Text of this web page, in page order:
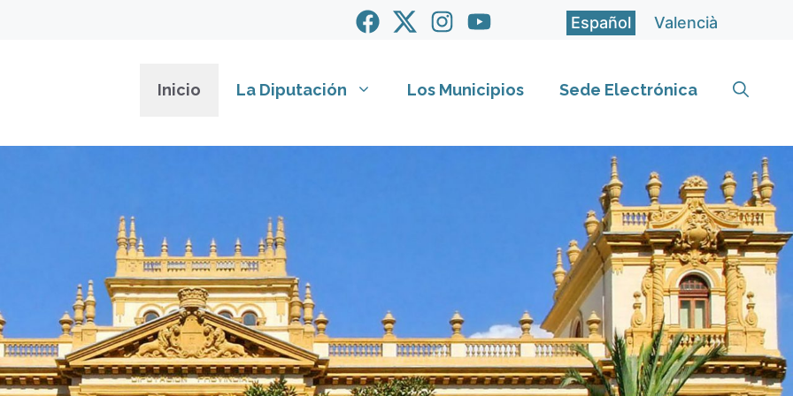
Español Valencià
Inicio La Diputación Los Municipios Sede Electrónica